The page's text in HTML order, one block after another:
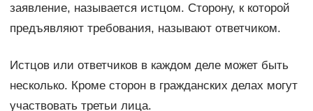
заявление, называется истцом. Сторону, к которой
предъявляют требования, называют ответчиком.
Истцов или ответчиков в каждом деле может быть
несколько. Кроме сторон в гражданских делах могут
участвовать третьи лица.